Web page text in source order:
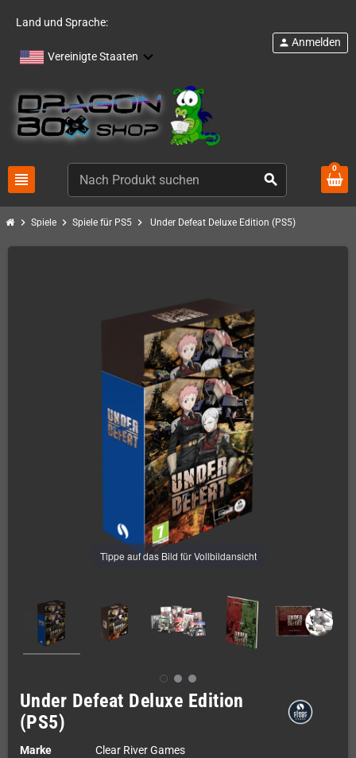
Land und Sprache:
Vereinigte Staaten
view_headline search
person Anmelden
0
chevron_right Spiele chevron_right Spiele für PS5 chevron_right Under Defeat Deluxe Edition (PS5)
Tippe auf das Bild für Vollbildansicht
Under Defeat Deluxe Edition
(PS5)
Marke
Clear River Games